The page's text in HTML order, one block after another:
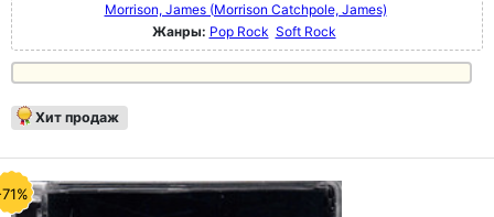
Morrison, James (Morrison Catchpole, James)
Жанры: Pop Rock Soft Rock
Хит продаж